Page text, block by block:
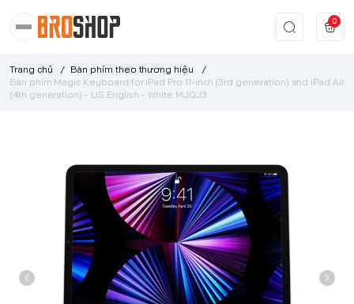
0
Trang chủ / Bàn phím theo thương hiệu
/
Bàn phím Magic Keyboard for iPad Pro 11-inch (3rd generation) and iPad Air
(4th generation) - US English - White MJQJ3